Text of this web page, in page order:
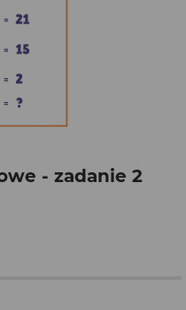
- zadanie 2